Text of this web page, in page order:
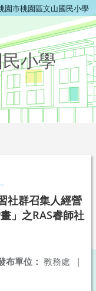
園市桃園區文山國民小學
小學
社群召集人經營
」之RAS睿師社
布單位： 教務處 |